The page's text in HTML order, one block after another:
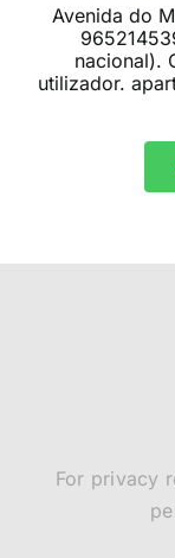
Avenida do
nacional).
utilizador.
For privacy